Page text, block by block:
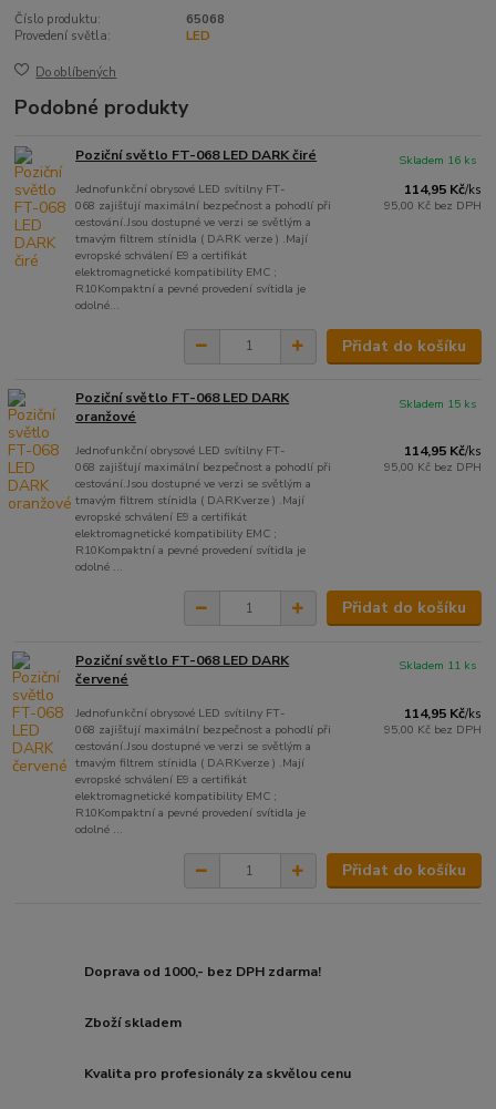
Číslo produktu:
65068
Provedení světla:
LED
Do oblíbených
Podobné produkty
Poziční světlo FT-068 LED DARK čiré
Jednofunkční obrysové LED svítilny FT-
068 zajišťují maximální bezpečnost a pohodlí při
cestování.Jsou dostupné ve verzi se světlým a
tmavým filtrem stínidla ( DARK verze ) .Mají
evropské schválení E9 a certifikát
elektromagnetické kompatibility EMC ;
R10Kompaktní a pevné provedení svítidla je
odolné...
114,95 Kč/ks
95,00 Kč bez DPH
Skladem 16 ks
Přidat do košíku
Poziční světlo FT-068 LED DARK
oranžové
Jednofunkční obrysové LED svítilny FT-
068 zajišťují maximální bezpečnost a pohodlí při
cestování.Jsou dostupné ve verzi se světlým a
tmavým filtrem stínidla ( DARKverze ) .Mají
evropské schválení E9 a certifikát
elektromagnetické kompatibility EMC ;
R10Kompaktní a pevné provedení svítidla je
odolné ...
114,95 Kč/ks
95,00 Kč bez DPH
Skladem 15 ks
Přidat do košíku
Poziční světlo FT-068 LED DARK
červené
Jednofunkční obrysové LED svítilny FT-
068 zajišťují maximální bezpečnost a pohodlí při
cestování.Jsou dostupné ve verzi se světlým a
tmavým filtrem stínidla ( DARKverze ) .Mají
evropské schválení E9 a certifikát
elektromagnetické kompatibility EMC ;
R10Kompaktní a pevné provedení svítidla je
odolné ...
114,95 Kč/ks
95,00 Kč bez DPH
Skladem 11 ks
Přidat do košíku
Doprava od 1000,- bez DPH zdarma!
Zboží skladem
Kvalita pro profesionály za skvělou cenu